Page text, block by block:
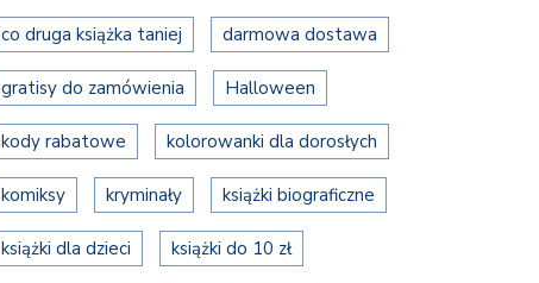
co druga książka taniej darmowa dostawa
gratisy do zamówienia Halloween
kody rabatowe kolorowanki dla dorosłych
komiksy kryminały książki biograficzne
książki dla dzieci książki do 10 zł